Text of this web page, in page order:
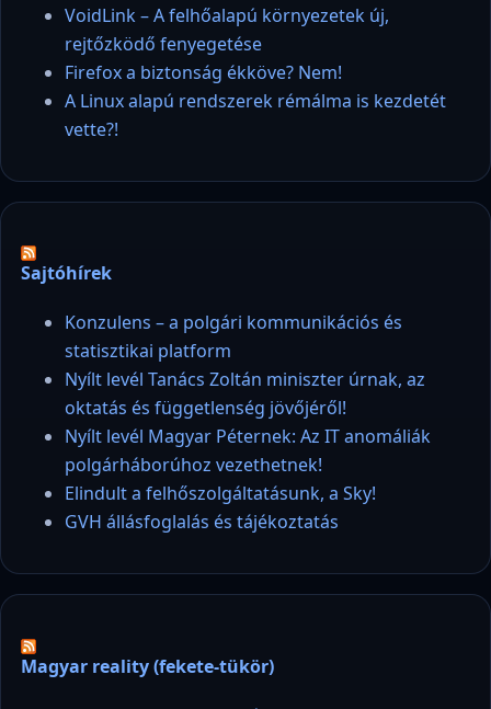
VoidLink – A felhőalapú környezetek új,
rejtőzködő fenyegetése
Firefox a biztonság ékköve? Nem!
A Linux alapú rendszerek rémálma is kezdetét
vette?!
Sajtóhírek
Konzulens – a polgári kommunikációs és
statisztikai platform
Nyílt levél Tanács Zoltán miniszter úrnak, az
oktatás és függetlenség jövőjéről!
Nyílt levél Magyar Péternek: Az IT anomáliák
polgárháborúhoz vezethetnek!
Elindult a felhőszolgáltatásunk, a Sky!
GVH állásfoglalás és tájékoztatás
Magyar reality (fekete-tükör)